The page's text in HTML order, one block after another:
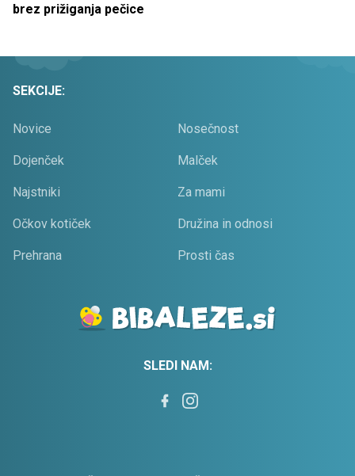
brez prižiganja pečice
SEKCIJE:
Novice Nosečnost
Dojenček Malček
Najstniki Za mami
Očkov kotiček Družina in odnosi
Prehrana Prosti čas
SLEDI NAM: